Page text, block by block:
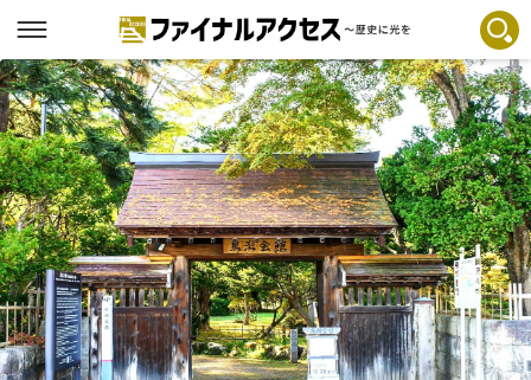
注目コンテンツ 一覧
ファイナルアクセスとは
メディアの編集方針とコンテンツポリシー
プライバシーポリシー
お問合せ
免責事項
フリーワードで探す